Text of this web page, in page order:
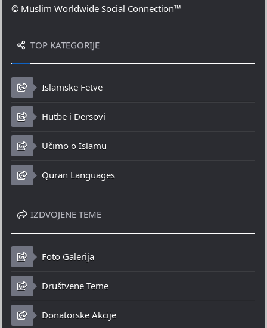
© Muslim Worldwide Social Connection™
TOP KATEGORIJE
Islamske Fetve
Hutbe i Dersovi
Učimo o Islamu
Quran Languages
IZDVOJENE TEME
Foto Galerija
Društvene Teme
Donatorske Akcije